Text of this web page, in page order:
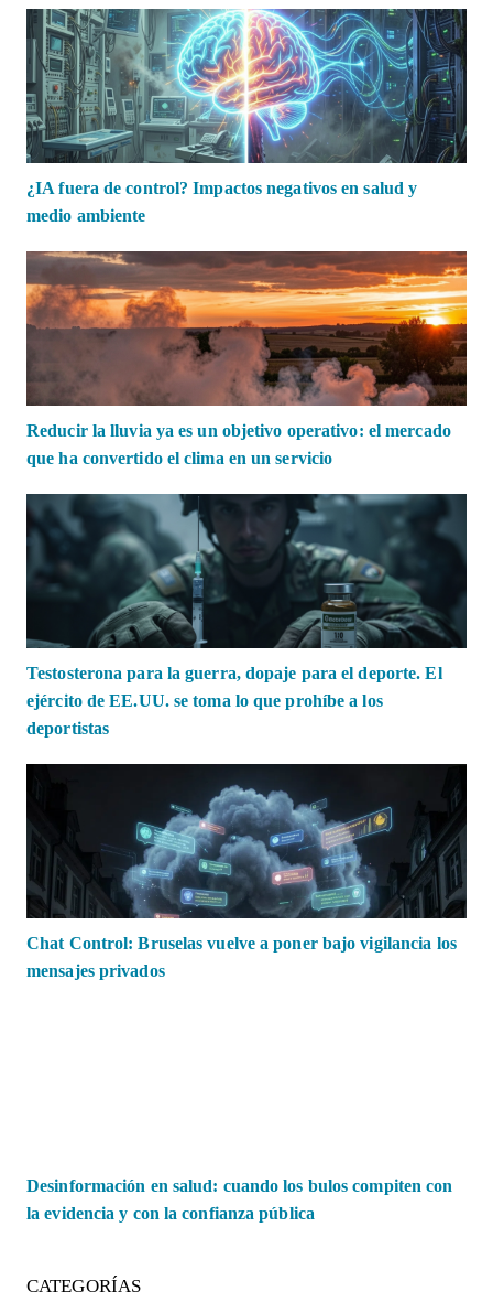
¿IA fuera de control? Impactos negativos en salud y
medio ambiente
Reducir la lluvia ya es un objetivo operativo: el mercado
que ha convertido el clima en un servicio
Testosterona para la guerra, dopaje para el deporte. El
ejército de EE.UU. se toma lo que prohíbe a los
deportistas
Chat Control: Bruselas vuelve a poner bajo vigilancia los
mensajes privados
Desinformación en salud: cuando los bulos compiten con
la evidencia y con la confianza pública
CATEGORÍAS